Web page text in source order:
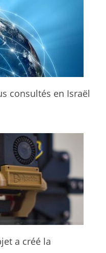
consultés en Israël
a créé la